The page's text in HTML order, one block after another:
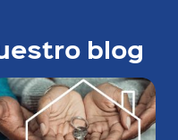
blog